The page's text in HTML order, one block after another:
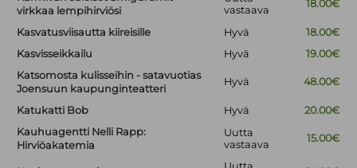
virkkaa lempihirviösi
vastaava
18.00€
Kasvatusviisautta kiireisille Hyvä
18.00€
Kasvisseikkailu
Hyvä
19.00€
Katsomosta kulisseihin - satavuotias
Joensuun kaupunginteatteri
Hyvä 48.00€
Katukatti Bob Hyvä
20.00€
Kauhuagentti Nelli Rapp:
Hirviöakatemia
Uutta
vastaava
15.00€